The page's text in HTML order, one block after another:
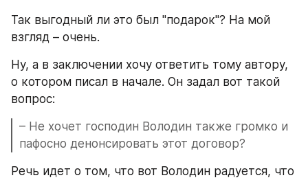
Так выгодный ли это был "подарок"? На мой
взгляд – очень.
Ну, а в заключении хочу ответить тому автору,
о котором писал в начале. Он задал вот такой
вопрос:
– Не хочет господин Володин также громко и
пафосно денонсировать этот договор?
Речь идет о том, что вот Володин радуется, что